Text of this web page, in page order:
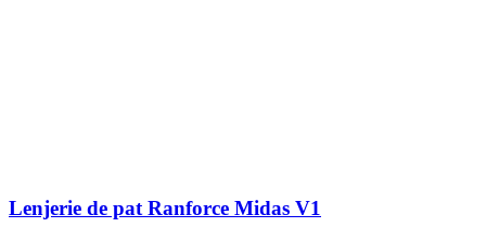
Lenjerie de pat Ranforce Midas V1